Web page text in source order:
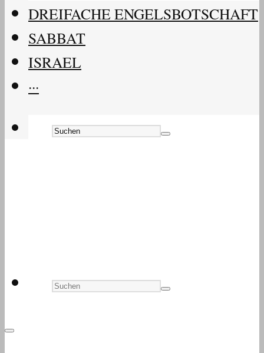
DREIFACHE ENGELSBOTSCHAFT
SABBAT
ISRAEL
···